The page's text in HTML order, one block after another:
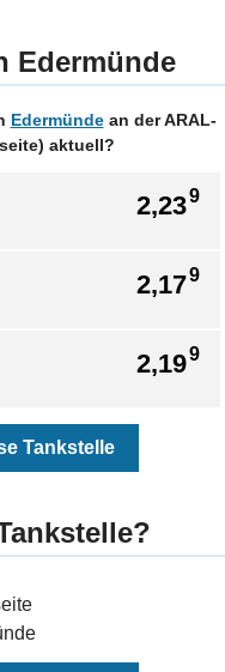
Edermünde
Edermündean der ARAL-
aktuell?
2,239
2,179
2,199
Tankstelle